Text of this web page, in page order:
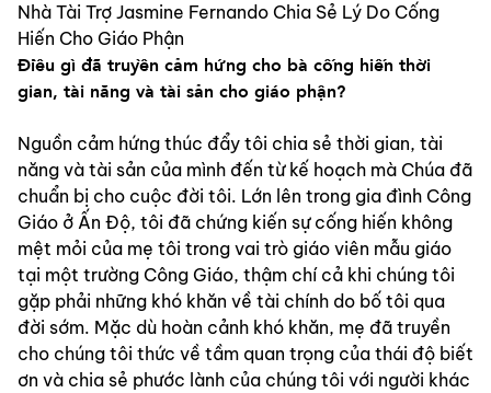
Nhà Tài Trợ Jasmine Fernando Chia Sẻ Lý Do Cống
Hiến Cho Giáo Phận
Điều gì đã truyền cảm hứng cho bà cống hiến thời
gian, tài năng và tài sản cho giáo phận?
Nguồn cảm hứng thúc đẩy tôi chia sẻ thời gian, tài
năng và tài sản của mình đến từ kế hoạch mà Chúa đã
chuẩn bị cho cuộc đời tôi. Lớn lên trong gia đình Công
Giáo ở Ấn Độ, tôi đã chứng kiến sự cống hiến không
mệt mỏi của mẹ tôi trong vai trò giáo viên mẫu giáo
tại một trường Công Giáo, thậm chí cả khi chúng tôi
gặp phải những khó khăn về tài chính do bố tôi qua
đời sớm. Mặc dù hoàn cảnh khó khăn, mẹ đã truyền
cho chúng tôi thức về tầm quan trọng của thái độ biết
ơn và chia sẻ phước lành của chúng tôi với người khác